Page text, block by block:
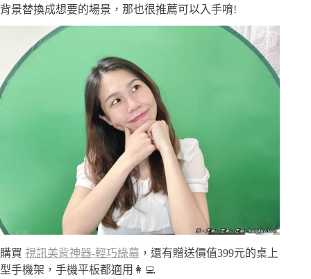
背景替換成想要的場景，那也很推薦可以入手唷!
購買 視訊美背神器-輕巧綠幕 ，還有贈送價值399元的桌上
型手機架，手機平板都適用👩‍💻